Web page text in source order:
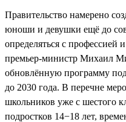
Правительство намерено
юноши и девушки ещё до
определяться с профессией
премьер-министр Михаил
обновлённую программу
до 2030 года. В перечне
школьников уже с шестого
подростков 14−18 лет,